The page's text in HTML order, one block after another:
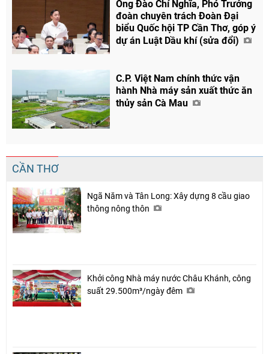
Ông Đào Chí Nghĩa, Phó Trưởng
đoàn chuyên trách Đoàn Đại
biểu Quốc hội TP Cần Thơ, góp ý
dự án Luật Dầu khí (sửa đổi)
C.P. Việt Nam chính thức vận
hành Nhà máy sản xuất thức ăn
thủy sản Cà Mau
CẦN THƠ
Ngã Năm và Tân Long: Xây dựng 8 cầu giao
thông nông thôn
Khởi công Nhà máy nước Châu Khánh, công
suất 29.500m³/ngày đêm